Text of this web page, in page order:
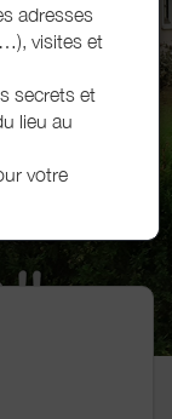
adresses
visites et
secrets et
lieu au
votre